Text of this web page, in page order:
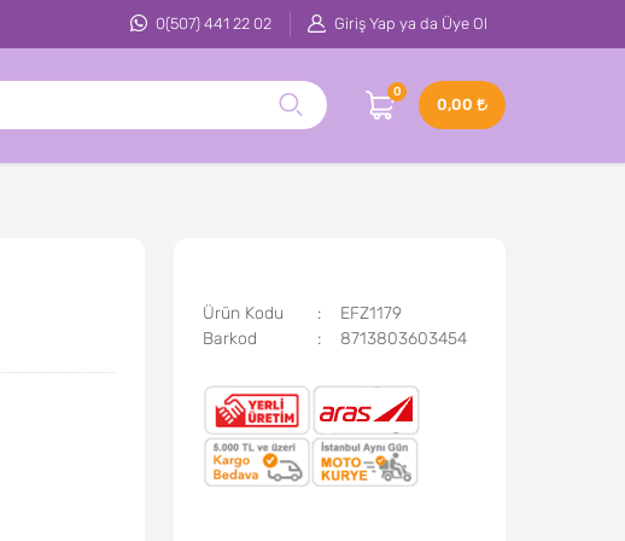
0(507) 441 22 02 Giriş Yap ya da Üye Ol
0
0,00
Ürün Kodu
EFZ1179
Barkod
8713803603454